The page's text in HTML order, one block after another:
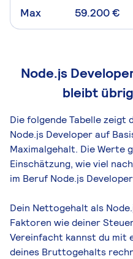
Max 59.200 €
Node.js
bleibt
Die folgende Tabelle
Node.js Developer auf
Maximal­gehalt. Die Werte
Einschätzung, wie viel
im Beruf Node.js
Dein Nettogehalt als
Faktoren wie deiner
Vereinfacht kannst du mit
deines Bruttogehalts